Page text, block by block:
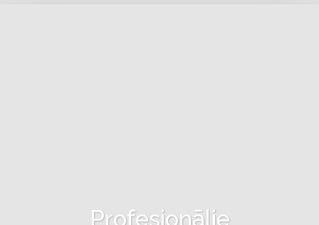
Profesionālie